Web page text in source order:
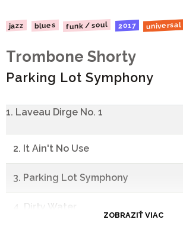
jazz blues funk / soul 2017 universal
Trombone Shorty
Parking Lot Symphony
1. Laveau Dirge No. 1
2. It Ain't No Use
3. Parking Lot Symphony
4. Dirty Water
ZOBRAZIŤ VIAC